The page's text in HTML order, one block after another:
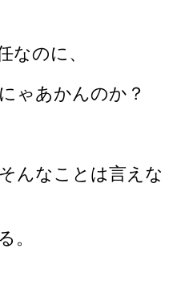
なのに、
ゃあかんのか？
んなことは言えな
。